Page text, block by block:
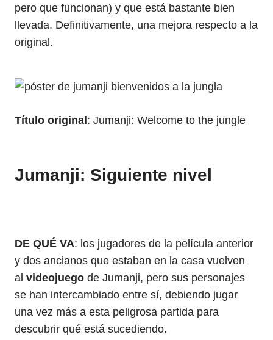
pero que funcionan) y que está bastante bien
llevada. Definitivamente, una mejora respecto a la
original.
Título original : Jumanji: Welcome to the jungle
Jumanji: Siguiente nivel
DE QUÉ VA: los jugadores de la película anterior
y dos ancianos que estaban en la casa vuelven
al videojuego de Jumanji, pero sus personajes
se han intercambiado entre sí, debiendo jugar
una vez más a esta peligrosa partida para
descubrir qué está sucediendo.